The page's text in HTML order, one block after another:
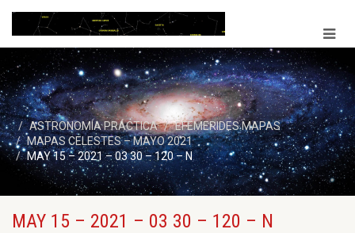
ASTRONOMÍA PRÁCTICA
EFEMERIDES MAPAS
MAPAS CELESTES – MAYO 2021
MAY 15 – 2021 – 03 30 – 120 – N
MAY 15 – 2021 – 03 30 – 120 – N